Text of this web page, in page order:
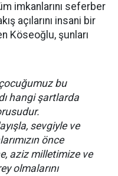
imkanlarını seferber
açılarını insani bir
Köseoğlu, şunları
çocuğumuz bu
hangi şartlarda
sevgiyle ve
önce
aziz milletimize ve
olmalarını